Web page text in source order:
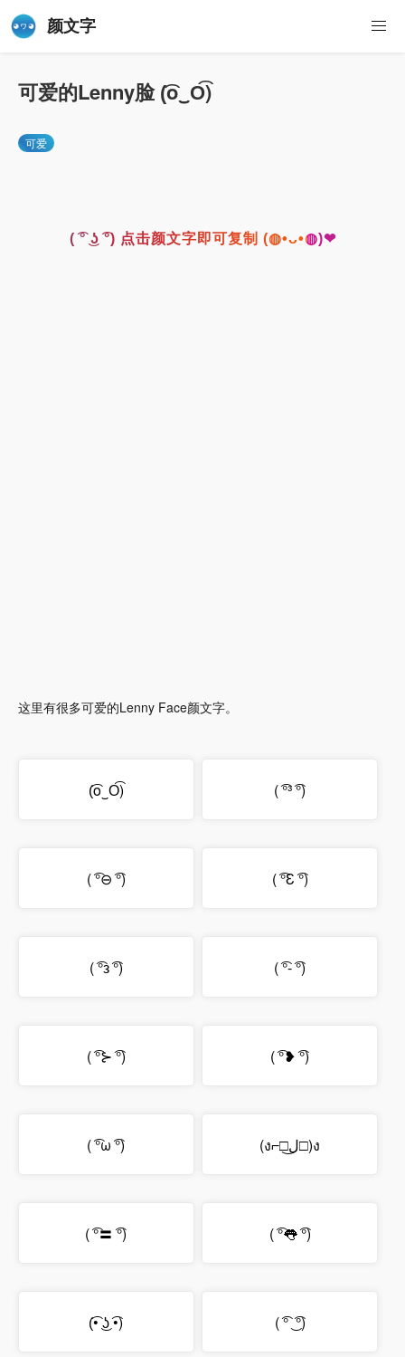
颜文字
可爱的Lenny脸 (͡o‿O͡)
可爱
( ͡° ͜ʖ ͡°) 点击颜文字即可复制 (◍•ᴗ•◍)❤
这里有很多可爱的Lenny Face颜文字。
(͡o‿O͡) ( ͡°³ ͡°)
( ͡°⊖ ͡°) ( ͡°Ɛ ͡°)
( ͡°з ͡°) ( ͡°- ͡°)
( ͡°⊱ ͡°) ( ͡°❥ ͡°)
( ͡°ω ͡°) (ง⌐□ل͜□)ง
( ͡°〓 ͡°) ( ͡°👅 ͡°)
(͡• ͜ʖ ͡•) ( ͡° ͜ ͡°)